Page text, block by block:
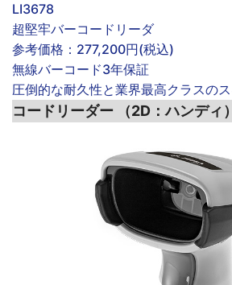
LI3678
超堅牢バーコードリーダ
参考価格： 277,200円(税込)
無線バーコード3年保証
圧倒的な耐久性と業界最高クラスの
コードリーダー （2D：ハンディ）